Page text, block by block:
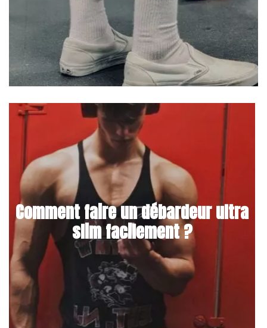
Comment faire un débardeur ultra
slim facilement ?